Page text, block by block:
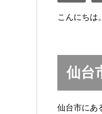
こんにちは。
仙台
仙台市にあ